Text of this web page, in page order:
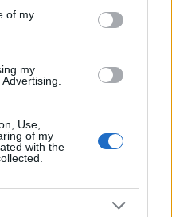
of my
my
Use,
of my
with the
προβλήματα ο
που έκρυψε τον
έκανε για τα